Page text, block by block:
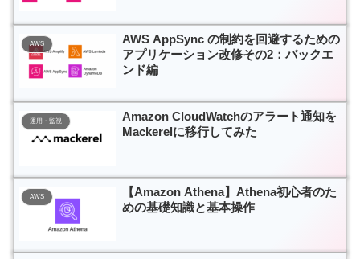
AWS
AWS AppSync の制約を回避するための
アプリケーション改修その2：バックエ
ンド編
運用・監視
Amazon CloudWatchのアラート通知を
Mackerelに移行してみた
AWS
【Amazon Athena】Athena初心者のた
めの基礎知識と基本操作